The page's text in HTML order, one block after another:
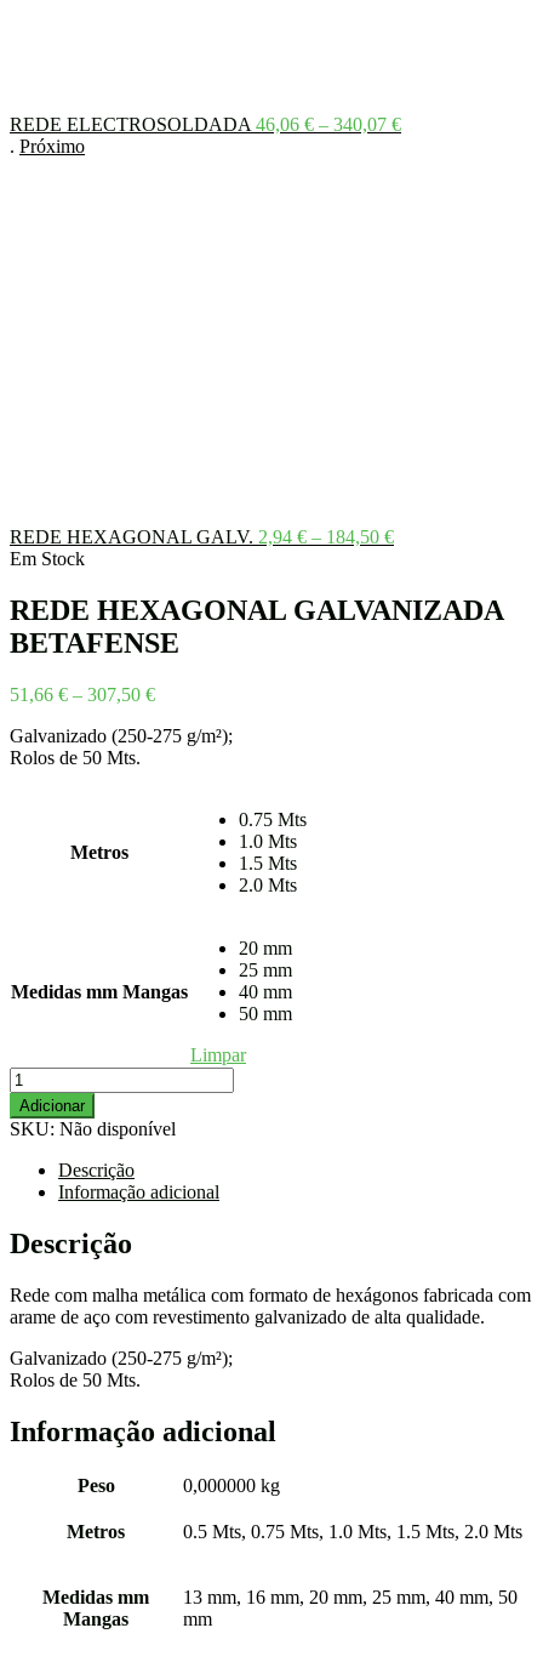
REDE ELECTROSOLDADA 46,06 € – 340,07 €Price
. Próximo
REDE HEXAGONAL GALV. 2,94 € – 184,50 €Price
through
184,50 €
Em Stock
REDE HEXAGONAL GALVANIZADA
BETAFENSE
51,66 € – 307,50 €Price
51,66 €
Galvanizado (250-275 g/m²);
Rolos de 50 Mts.
Metros
0.75 Mts
1.0 Mts
1.5 Mts
2.0 Mts
Medidas mm Mangas
20 mm
25 mm
40 mm
50 mm
Limpar
Quantidade
de
REDE
HEXAGONAL
GALVANIZADA
BETAFENSE
Adicionar
SKU: Não disponível
Descrição
Informação adicional
Descrição
Rede com malha metálica com formato de hexágonos fabricada com
arame de aço com revestimento galvanizado de alta qualidade.
Galvanizado (250-275 g/m²);
Rolos de 50 Mts.
Informação adicional
Peso 0,000000 kg
Metros 0.5 Mts, 0.75 Mts, 1.0 Mts, 1.5 Mts, 2.0 Mts
Medidas mm
Mangas
13 mm, 16 mm, 20 mm, 25 mm, 40 mm, 50
mm